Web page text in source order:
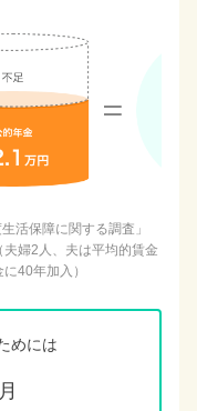
活保障に関する調査」
婦2人、夫は平均的賃金
40年加入）
めには